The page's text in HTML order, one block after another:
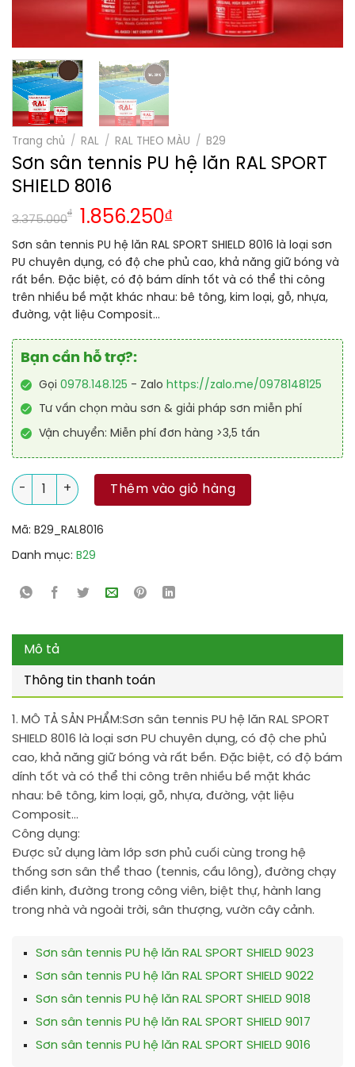
Trang chủ / RAL / RAL THEO MÀU / B29
Sơn sân tennis PU hệ lăn RAL SPORT
SHIELD 8016
3.375.000
₫ 1.856.250₫
Sơn sân tennis PU hệ lăn RAL SPORT SHIELD 8016 là loại sơn
PU chuyên dụng, có độ che phủ cao, khả năng giữ bóng và
rất bền. Đặc biệt, có độ bám dính tốt và có thể thi công
trên nhiều bề mặt khác nhau: bê tông, kim loại, gỗ, nhựa,
đường, vật liệu Composit…
Bạn cần hỗ trợ?:
Gọi 0978.148.125 - Zalo https://zalo.me/0978148125
Tư vấn chọn màu sơn & giải pháp sơn miễn phí
Vận chuyển: Miễn phí đơn hàng >3,5 tấn
Sơn sân tennis PU hệ lăn RAL SPORT SHIELD 8016 số lượng
Thêm vào giỏ hàng
Mã: B29_RAL8016
Danh mục: B29
Mô tả
Thông tin thanh toán
1. MÔ TẢ SẢN PHẨM:Sơn sân tennis PU hệ lăn RAL SPORT
SHIELD 8016 là loại sơn PU chuyên dụng, có độ che phủ
cao, khả năng giữ bóng và rất bền. Đặc biệt, có độ bám
dính tốt và có thể thi công trên nhiều bề mặt khác
nhau: bê tông, kim loại, gỗ, nhựa, đường, vật liệu
Composit…
Công dụng:
Được sử dụng làm lớp sơn phủ cuối cùng trong hệ
thống sơn sân thể thao (tennis, cầu lông), đường chạy
điền kinh, đường trong công viên, biệt thự, hành lang
trong nhà và ngoài trời, sân thượng, vườn cây cảnh.
Sơn sân tennis PU hệ lăn RAL SPORT SHIELD 9023
Sơn sân tennis PU hệ lăn RAL SPORT SHIELD 9022
Sơn sân tennis PU hệ lăn RAL SPORT SHIELD 9018
Sơn sân tennis PU hệ lăn RAL SPORT SHIELD 9017
Sơn sân tennis PU hệ lăn RAL SPORT SHIELD 9016